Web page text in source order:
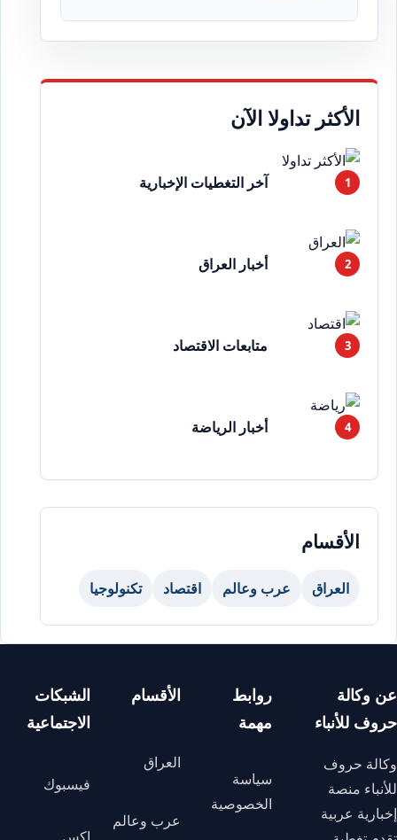
الأكثر تداولا الآن
آخر التغطيات الإخبارية
أخبار العراق
متابعات الاقتصاد
أخبار الرياضة
الأقسام
العراق عرب وعالم اقتصاد تكنولوجيا
عن وكالة
حروف للأنباء
وكالة حروف
للأنباء منصة
إخبارية عربية
روابط
مهمة
سياسة
الخصوصية
الأقسام
العراق
عرب وعالم
الشبكات
الاجتماعية
فيسبوك